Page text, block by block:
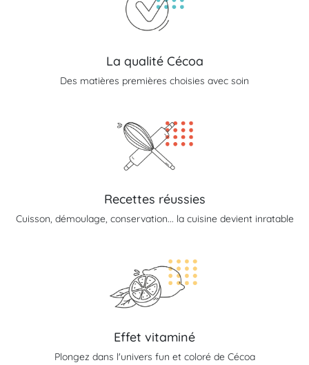
La qualité Cécoa
Des matières premières choisies avec soin
Recettes réussies
Cuisson, démoulage, conservation... la cuisine devient inratable
Effet vitaminé
Plongez dans l'univers fun et coloré de Cécoa